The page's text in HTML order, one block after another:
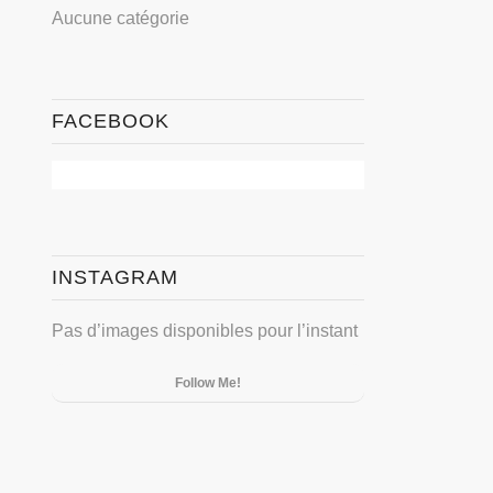
Aucune catégorie
FACEBOOK
INSTAGRAM
Pas d’images disponibles pour l’instant
Follow Me!